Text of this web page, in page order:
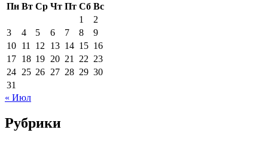
Пн Вт Ср Чт Пт Сб Вс
1
2
3
4 5 6 7 8
9
10 11 12 13 14 15 16
17 18 19 20 21 22 23
24 25 26 27 28 29 30
31
« Июл
Рубрики